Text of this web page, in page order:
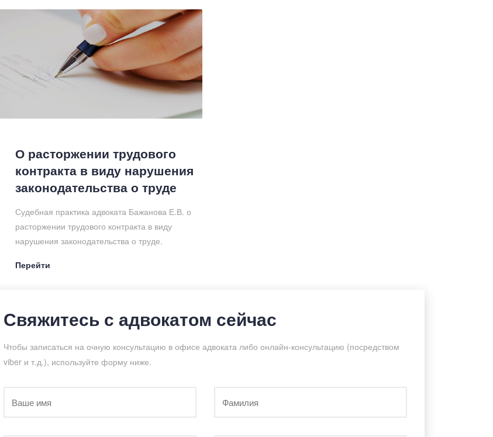
О расторжении трудового
контракта в виду нарушения
законодательства о труде
Судебная практика адвоката Бажанова Е.В. о
расторжении трудового контракта в виду
нарушения законодательства о труде.
Перейти
Свяжитесь с адвокатом сейчас
Чтобы записаться на очную консультацию в офисе адвоката либо онлайн-консультацию (посредством
viber и т.д.), используйте форму ниже.